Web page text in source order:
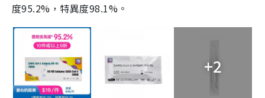
度95.2%，特異度98.1%。
+2